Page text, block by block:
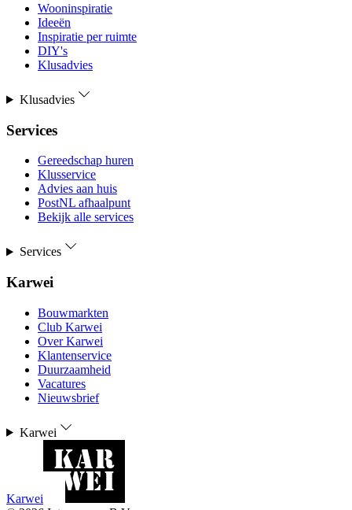
Wooninspiratie
Ideeën
Inspiratie per ruimte
DIY's
Klusadvies
Klusadvies
Services
Gereedschap huren
Klusservice
Advies aan huis
PostNL afhaalpunt
Bekijk alle services
Services
Karwei
Bouwmarkten
Club Karwei
Over Karwei
Klantenservice
Duurzaamheid
Vacatures
Nieuwsbrief
Karwei
Karwei